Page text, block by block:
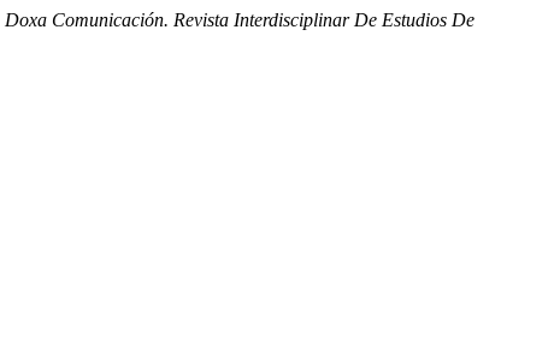
Doxa Comunicación. Revista Interdisciplinar De Estudios De